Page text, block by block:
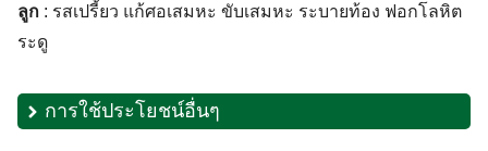
ลูก : รสเปรี้ยว แก้ศอเสมหะ ขับเสมหะ ระบายท้อง ฟอกโลหิต
ระดู
การใช้ประโยชน์อื่นๆ